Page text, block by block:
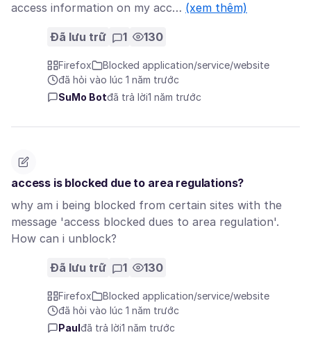
access information on my acc… (xem thêm)
Đã lưu trữ 1 130
Firefox
Blocked application/service/website
đã hỏi vào lúc 1 năm trước
SuMo Botđã trả lời1 năm trước
access is blocked due to area regulations?
why am i being blocked from certain sites with the
message 'access blocked dues to area regulation'.
How can i unblock?
Đã lưu trữ 1 130
Firefox
Blocked application/service/website
đã hỏi vào lúc 1 năm trước
Paul đã trả lời1 năm trước